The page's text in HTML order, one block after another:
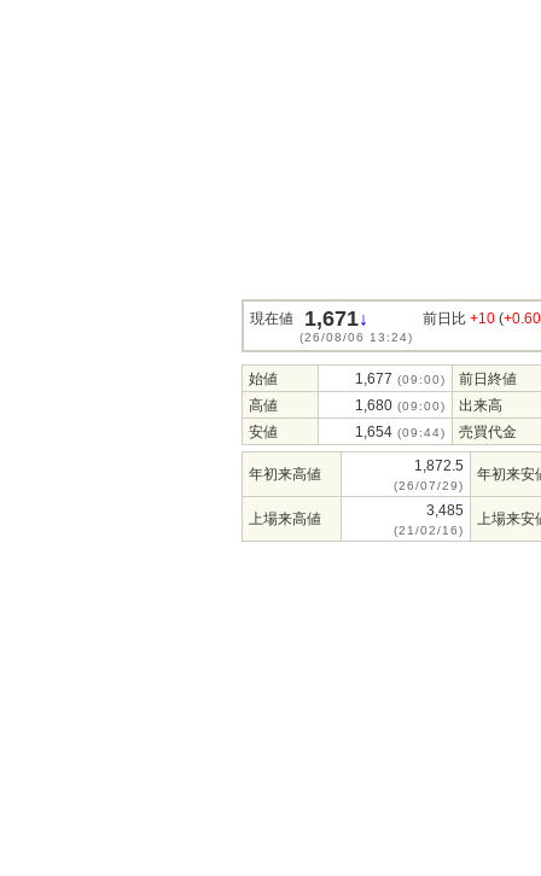
現在値 1,671↓
(26/08/06 13:24)
前日比 +10 (
始値 1,677 (09:00)
前日終値
高値
1,680 (09:00)
出来高
安値
1,654 (09:44) 売買代金
年初来高値 1,872.5
(26/07/29)
年初来安
上場来高値 3,485
(21/02/16)
上場来安